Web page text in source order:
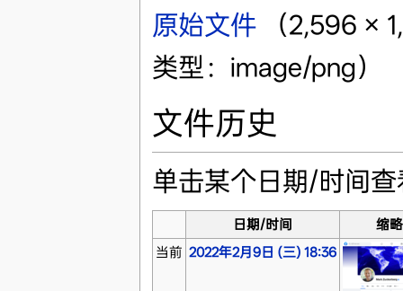
原始文件‎
（2,596 ×
类型：image/png）
文件历史
单击某个日期/时间
日期/时间
缩
当前 2022年2月9日 (三) 18:36